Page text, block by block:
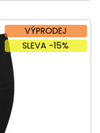
VÝPRODEJ
SLEVA -15%